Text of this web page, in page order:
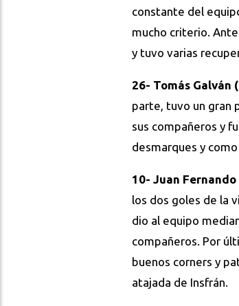
constante del
mucho criterio.
y tuvo varias
26- Tomás Galván
parte, tuvo un gran
sus compañeros y
desmarques y
10- Juan
los dos goles de la
dio al equipo
compañeros. Por
buenos corners y
atajada de Insfrán.